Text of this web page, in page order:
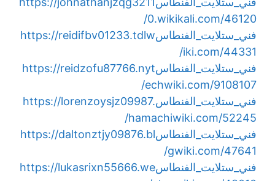
0.wikikali.com/46120/
فني_ستلايت_الفنطاسhttps://reidifbv01233.tdlw
iki.com/44331/
فني_ستلايت_الفنطاسhttps://reidzofu87766.nyt
echwiki.com/9108107/
فني_ستلايت_الفنطاسhttps://lorenzoysjz09987.
hamachiwiki.com/52245/
فني_ستلايت_الفنطاسhttps://daltonztjy09876.bl
gwiki.com/47641/
فني_ستلايت_الفنطاسhttps://lukasrixn55666.we